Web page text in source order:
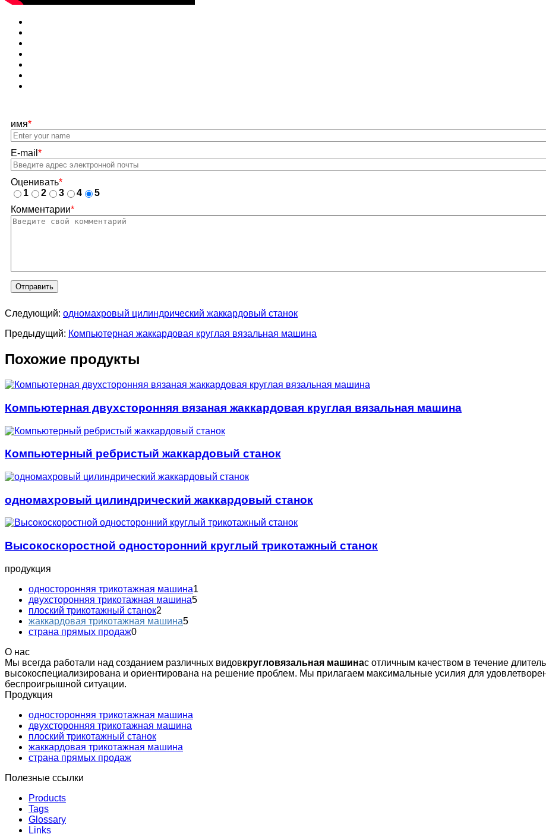
имя*
E-mail *
Оценивать*
1
2 3 4
5
Комментарии*
Отправить
Cледующий: одномахровый цилиндрический жаккардовый станок
Предыдущий: Компьютерная жаккардовая круглая вязальная машина
Похожие продукты
Компьютерная двухсторонняя вязаная жаккардовая круглая вязальная машина
Компьютерный ребристый жаккардовый станок
одномахровый цилиндрический жаккардовый станок
Высокоскоростной односторонний круглый трикотажный станок
продукция
односторонняя трикотажная машина1
двухсторонняя трикотажная машина5
плоский трикотажный станок2
жаккардовая трикотажная машина5
страна прямых продаж0
О нас
Мы всегда работали над созданием различных видовкругловязальная машинас отличным качеством в течение
высокоспециализирована и ориентирована на решение проблем. Мы прилагаем максимальные усилия для
беспроигрышной ситуации.
Продукция
односторонняя трикотажная машина
двухсторонняя трикотажная машина
плоский трикотажный станок
жаккардовая трикотажная машина
страна прямых продаж
Полезные ссылки
Products
Tags
Glossary
Links